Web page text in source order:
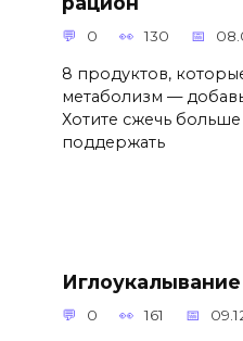
0 130
8 продуктов,
метаболизм —
Хотите сжечь
поддержать
0 161